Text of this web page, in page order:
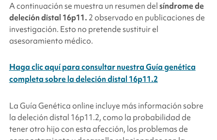
A continuación se muestra un resumen delsíndrome de
deleción distal 16p11. 2 observado en publicaciones de
investigación. Esto no pretende sustituir el
asesoramiento médico.
Haga clic aquí para consultar nuestra Guía genética
completa sobre la deleción distal 16p11.2
La Guía Genética online incluye más información sobre
la deleción distal 16p11.2, como la probabilidad de
tener otro hijo con esta afección, los problemas de